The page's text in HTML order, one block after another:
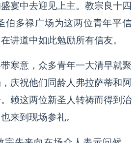
宴中去迎见上主。教宗良十四
伯多禄广场为这两位青年平信
讲道中如此勉励所有信友。
寒意，众多青年一大清早就聚
庆祝他们同龄人弗拉萨蒂和阿
赖这两位新圣人转祷而得到治
来到现场参礼。